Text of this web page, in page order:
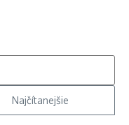
Najčítanejšie